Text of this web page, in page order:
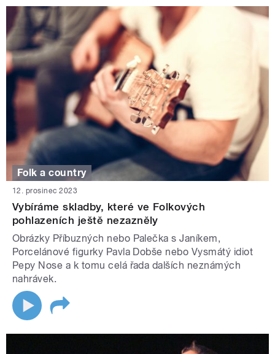
Folk a country
12. prosinec 2023
Vybíráme skladby, které ve Folkových
pohlazeních ještě nezazněly
Obrázky Příbuzných nebo Palečka s Janíkem,
Porcelánové figurky Pavla Dobše nebo Vysmátý idiot
Pepy Nose a k tomu celá řada dalších neznámých
nahrávek.